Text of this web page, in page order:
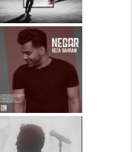
دانلود آلبوم جدید سیروان
خسروی بنام مونولوگ
دانلود آهنگ جدید رضا
بهرام بنام نگار